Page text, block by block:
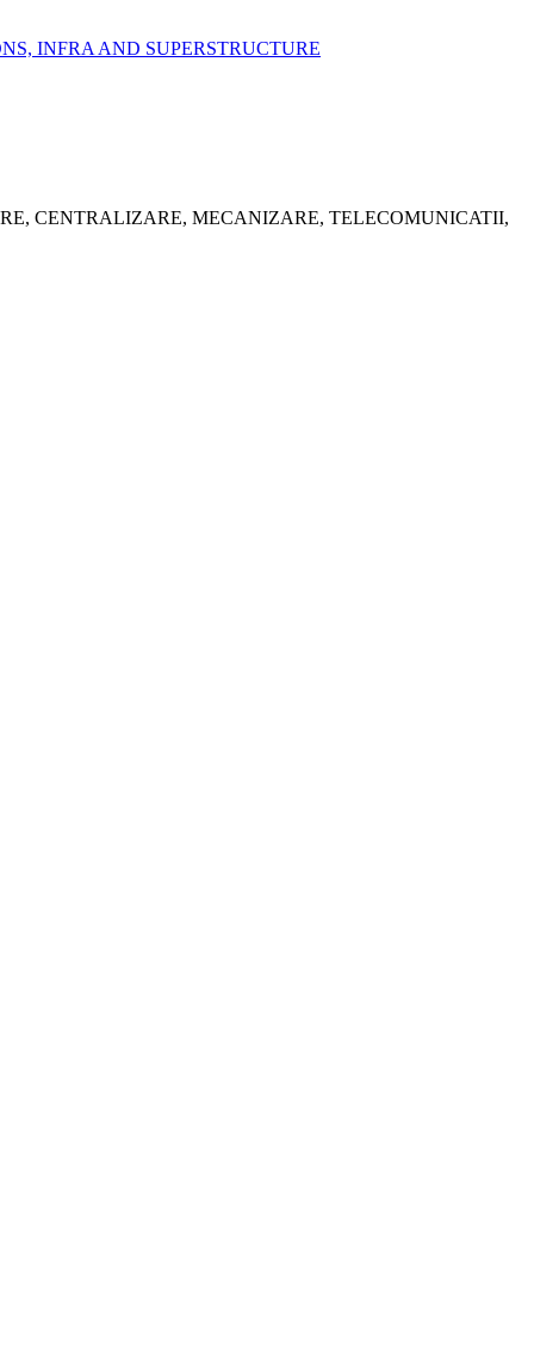
INFRA AND SUPERSTRUCTURE
CENTRALIZARE, MECANIZARE, TELECOMUNICATII,